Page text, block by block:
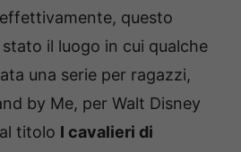
questo
il luogo in cui qualche
una serie per ragazzi,
by Me, per Walt Disney
titolo I cavalieri di